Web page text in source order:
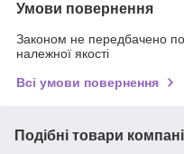
Умови повернення
Законом не передбачено
належної якості
Всі умови повернення
Подібні товари